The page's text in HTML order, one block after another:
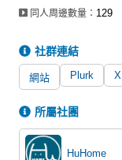
繪圖藝廊
交流中心
攤位轉讓區
會員功能選單
同人周邊數量： 129
社群連結
網站 Plurk X
所屬社團
HuHome